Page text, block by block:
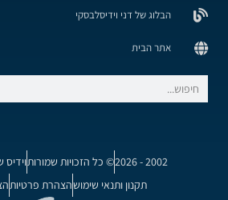
הבלוג של דני וידיסלבסקי
אתר הבית
2002 - 2026 © כל הזכויות שמורותוידיס
תקנון ותנאי שימושהצהרת פרטיות